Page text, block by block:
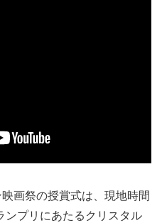
画祭の授賞式は、現地時間
ンプリにあたるクリスタル